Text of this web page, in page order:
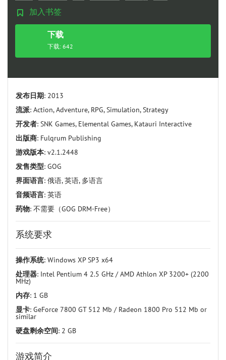
加入书签
下载
种子
下载: 642
发布日期: 2013
流派: Action, Adventure, RPG, Simulation, Strategy
开发者: SNK Games, Elemental Games, Katauri Interactive
出版商: Fulqrum Publishing
游戏版本: v2.1.2448
发售类型: GOG
界面语言: 俄语, 英语, 多语言
音频语言: 英语
药物: 不需要（GOG DRM-Free）
系统要求
操作系统: Windows XP SP3 x64
处理器: Intel Pentium 4 2.5 GHz / AMD Athlon XP 3200+ (2200
MHz)
内存: 1 GB
显卡: GeForce 7800 GT 512 Mb / Radeon 1800 Pro 512 Mb or
similar
硬盘剩余空间: 2 GB
游戏简介